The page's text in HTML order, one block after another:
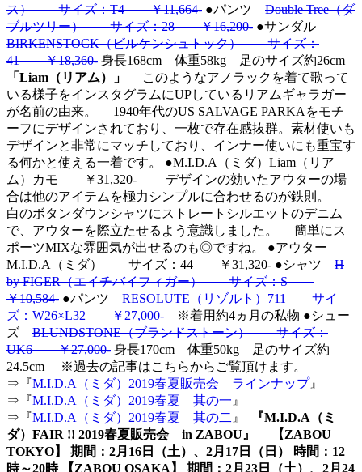
ス） サイズ：T4 ￥11,664- ●パンツ Double Tree（ダ
ブルツリー） サイズ：28 ￥16,200- ●サンダル
BIRKENSTOCK（ビルケンシュトック） サイズ：
41 ￥18,360- 身長168cm 体重58kg 足のサイズ約26cm
「Liam（リアム）」
このようなアノラックを着て歌って
いる様子をインスタグラムにUPしているリアムギャラガー
が名前の由来。 1940年代のUS SALVAGE PARKAをモチ
ーフにデザインされており、一枚で存在感抜群。素材使いも
デザインと非常にマッチしており、インナー使いにも重宝す
る何かと使える一着です。 ●M.I.D.A（ミダ）Liam（リア
ム）カモ ￥31,320-
デザインの効いたアウターの場
合は他のアイテムを極力シンプルに合わせるのが鉄則。
白のボタンダウンシャツにストレートシルエットのデニム
で、アウターを際立たせるよう意識しました。 簡単にス
ポーツMIXな雰囲気が出せるのも◎ですね。 ●アウター
M.I.D.A（ミダ） サイズ：44 ￥31,320- ●シャツ H
by FIGER（エイチバイフィガー） サイズ：S
￥10,584- ●パンツ RESOLUTE（リゾルト）711 サイ
ズ：W26×L32 ￥27,000- ※着用約4ヵ月の私物 ●シュー
ズ BLUNDSTONE（ブランドストーン） サイズ：
UK6 ￥27,000- 身長170cm 体重50kg 足のサイズ約
24.5cm ※過去の記事はこちらからご覧頂けます。
⇒『M.I.D.A（ミダ）2019春夏販売会 ラインナップ』
⇒『M.I.D.A（ミダ）2019春夏 其の一 』
⇒『M.I.D.A（ミダ）2019春夏 其の二 』
『M.I.D.A（ミ
ダ）FAIR !! 2019春夏販売会 in ZABOU』 【ZABOU
TOKYO】 期間：2月16日（土）、2月17日（日） 時間：12
時～20時 【ZABOU OSAKA】 期間：2月23日（土）、2月24